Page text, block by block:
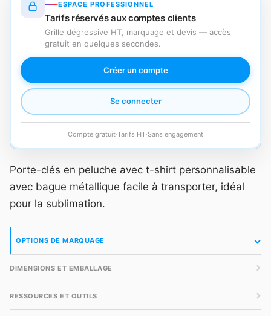
ESPACE PROFESSIONNEL
Tarifs réservés aux comptes clients
Grille dégressive HT, marquage et devis — accès
gratuit en quelques secondes.
Créer un compte
Se connecter
Compte gratuit·Tarifs HT·Sans engagement
Porte-clés en peluche avec t-shirt personnalisable
avec bague métallique facile à transporter, idéal
pour la sublimation.
OPTIONS DE MARQUAGE
DIMENSIONS ET EMBALLAGE
RESSOURCES ET OUTILS